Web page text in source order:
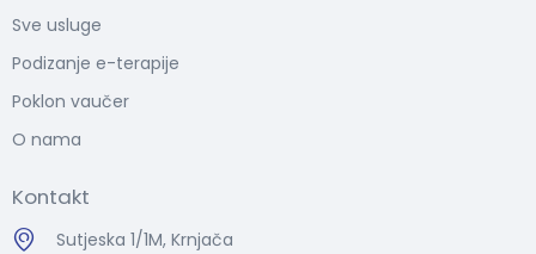
Sve usluge
Podizanje e-terapije
Poklon vaučer
O nama
Kontakt
Sutjeska 1/1M, Krnjača